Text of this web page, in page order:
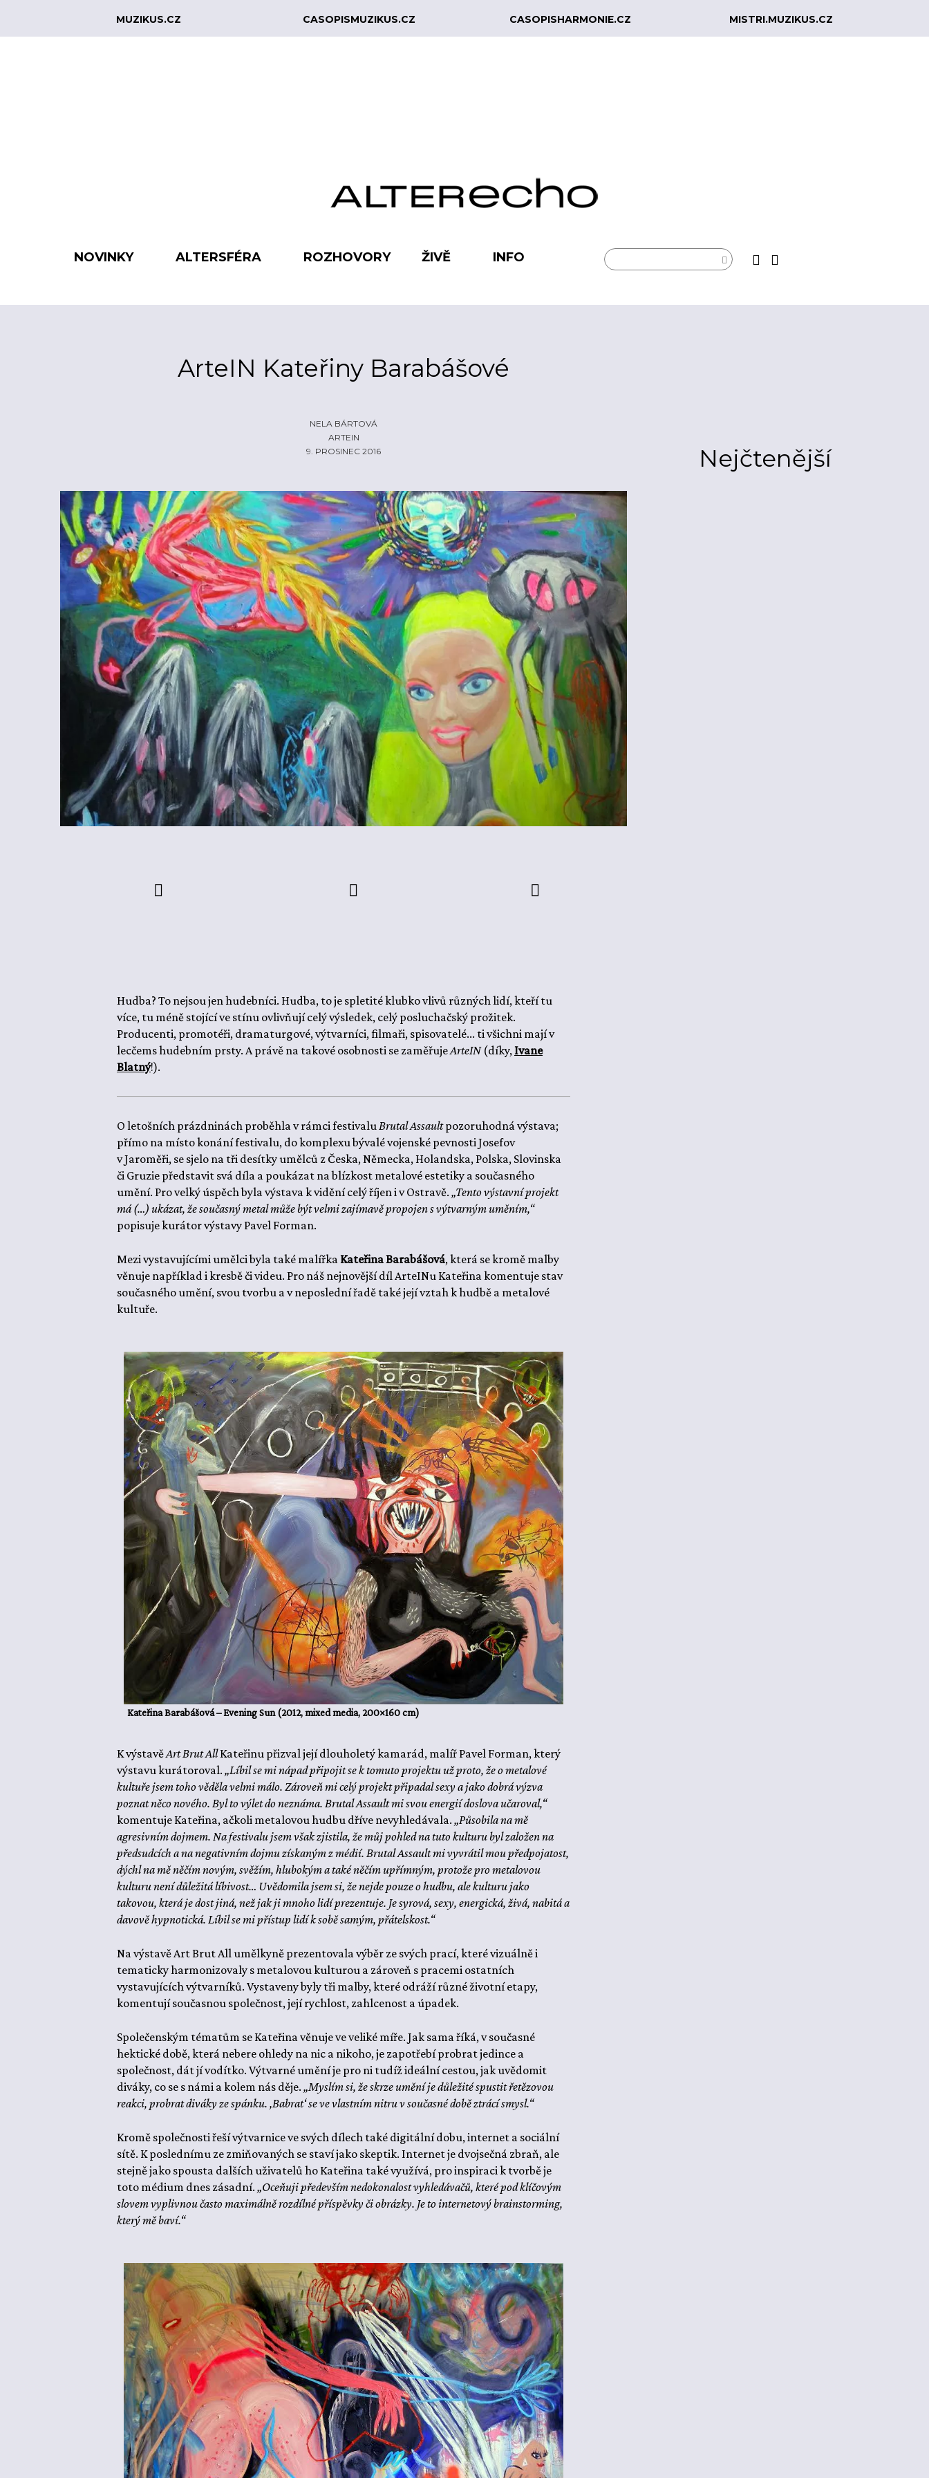
MUZIKUS.CZ CASOPISMUZIKUS.CZ CASOPISHARMONIE.CZ MISTRI.MUZIKUS.CZ
NOVINKY ALTERSFÉRA ROZHOVORY ŽIVĚ INFO
ArteIN Kateřiny Barabášové
NELA BÁRTOVÁ
ARTEIN
9. PROSINEC 2016
Hudba? To nejsou jen hudebníci. Hudba, to je spletité klubko vlivů různých lidí, kteří tu
více, tu méně stojící ve stínu ovlivňují celý výsledek, celý posluchačský prožitek.
Producenti, promotéři, dramaturgové, výtvarníci, filmaři, spisovatelé... ti všichni mají v
lecčems hudebním prsty. A právě na takové osobnosti se zaměřujeArteIN(díky,Ivane
Blatný!).
O letošních prázdninách proběhla v rámci festivaluBrutal Assaultpozoruhodná výstava;
přímo na místo konání festivalu, do komplexu bývalé vojenské pevnosti Josefov
v Jaroměři, se sjelo na tři desítky umělců z Česka, Německa, Holandska, Polska, Slovinska
či Gruzie představit svá díla a poukázat na blízkost metalové estetiky a současného
umění. Pro velký úspěch byla výstava k vidění celý říjen i v Ostravě. „Tento výstavní projekt
má (…) ukázat, že současný metal může být velmi zajímavě propojen s výtvarným uměním,“
popisuje kurátor výstavy Pavel Forman.
Mezi vystavujícími umělci byla také malířka Kateřina Barabášová, která se kromě malby
věnuje například i kresbě či videu. Pro náš nejnovější díl ArteINu Kateřina komentuje stav
současného umění, svou tvorbu a v neposlední řadě také její vztah k hudbě a metalové
kultuře.
Kateřina Barabášová – Evening Sun (2012, mixed media, 200×160 cm)
K výstavěArt Brut AllKateřinu přizval její dlouholetý kamarád, malíř Pavel Forman, který
výstavu kurátoroval. „Líbil se mi nápad připojit se k tomuto projektu už proto, že o metalové
kultuře jsem toho věděla velmi málo. Zároveň mi celý projekt připadal sexy a jako dobrá výzva
poznat něco nového. Byl to výlet do neznáma. Brutal Assault mi svou energií doslova učaroval,“
komentuje Kateřina, ačkoli metalovou hudbu dříve nevyhledávala. „Působila na mě
agresivním dojmem. Na festivalu jsem však zjistila, že můj pohled na tuto kulturu byl založen na
předsudcích a na negativním dojmu získaným z médií. Brutal Assault mi vyvrátil mou předpojatost,
dýchl na mě něčím novým, svěžím, hlubokým a také něčím upřímným, protože pro metalovou
kulturu není důležitá líbivost… Uvědomila jsem si, že nejde pouze o hudbu, ale kulturu jako
takovou, která je dost jiná, než jak ji mnoho lidí prezentuje. Je syrová, sexy, energická, živá, nabitá a
davově hypnotická. Líbil se mi přístup lidí k sobě samým, přátelskost.“
Na výstavě Art Brut All umělkyně prezentovala výběr ze svých prací, které vizuálně i
tematicky harmonizovaly s metalovou kulturou a zároveň s pracemi ostatních
vystavujících výtvarníků. Vystaveny byly tři malby, které odráží různé životní etapy,
komentují současnou společnost, její rychlost, zahlcenost a úpadek.
Společenským tématům se Kateřina věnuje ve veliké míře. Jak sama říká, v současné
hektické době, která nebere ohledy na nic a nikoho, je zapotřebí probrat jedince a
společnost, dát jí vodítko. Výtvarné umění je pro ni tudíž ideální cestou, jak uvědomit
diváky, co se s námi a kolem nás děje. „Myslím si, že skrze umění je důležité spustit řetězovou
reakci, probrat diváky ze spánku. ‚Babrat‘ se ve vlastním nitru v současné době ztrácí smysl.“
Kromě společnosti řeší výtvarnice ve svých dílech také digitální dobu, internet a sociální
sítě. K poslednímu ze zmiňovaných se staví jako skeptik. Internet je dvojsečná zbraň, ale
stejně jako spousta dalších uživatelů ho Kateřina také využívá, pro inspiraci k tvorbě je
toto médium dnes zásadní. „Oceňuji především nedokonalost vyhledávačů, které pod klíčovým
slovem vyplivnou často maximálně rozdílné příspěvky či obrázky. Je to internetový brainstorming,
který mě baví.“
Nejčtenější